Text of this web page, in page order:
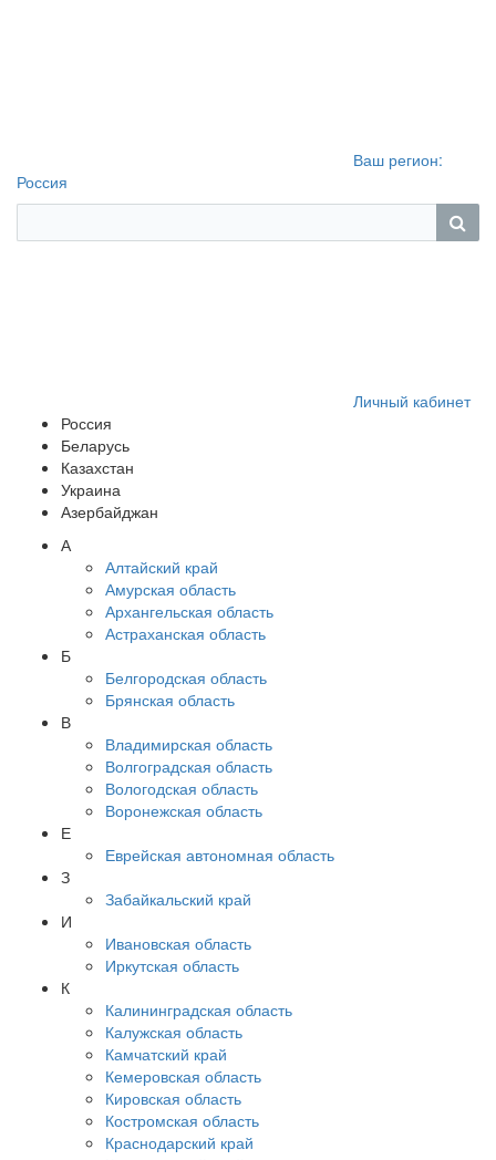
Ваш регион:
Россия
Личный кабинет
Россия
Беларусь
Казахстан
Украина
Азербайджан
А
Алтайский край
Амурская область
Архангельская область
Астраханская область
Б
Белгородская область
Брянская область
В
Владимирская область
Волгоградская область
Вологодская область
Воронежская область
Е
Еврейская автономная область
З
Забайкальский край
И
Ивановская область
Иркутская область
К
Калининградская область
Калужская область
Камчатский край
Кемеровская область
Кировская область
Костромская область
Краснодарский край